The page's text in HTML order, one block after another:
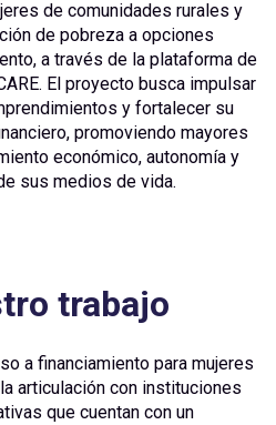
de comunidades rurales y
de pobreza a opciones
a través de la plataforma de
El proyecto busca impulsar
y fortalecer su
promoviendo mayores
económico, autonomía y
sus medios de vida.
trabajo
a financiamiento para mujeres
articulación con instituciones
que cuentan con un